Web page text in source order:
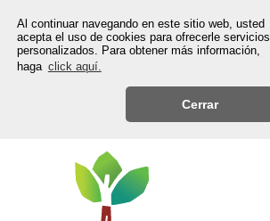
Al continuar navegando en este sitio web, usted
acepta el uso de cookies para ofrecerle servicios
personalizados. Para obtener más información,
haga click aquí.
Cerrar